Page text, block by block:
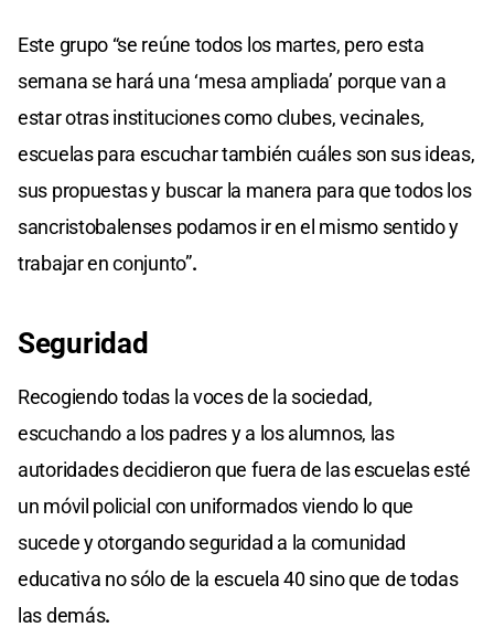
Este grupo “se reúne todos los martes, pero esta
semana se hará una ‘mesa ampliada’ porque van a
estar otras instituciones como clubes, vecinales,
escuelas para escuchar también cuáles son sus ideas,
sus propuestas y buscar la manera para que todos los
sancristobalenses podamos ir en el mismo sentido y
trabajar en conjunto”.
Seguridad
Recogiendo todas la voces de la sociedad,
escuchando a los padres y a los alumnos, las
autoridades decidieron que fuera de las escuelas esté
un móvil policial con uniformados viendo lo que
sucede y otorgando seguridad a la comunidad
educativa no sólo de la escuela 40 sino que de todas
las demás.